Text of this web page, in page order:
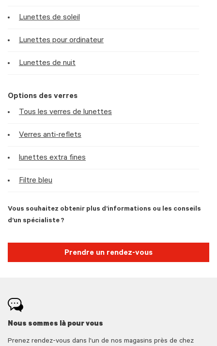
Lunettes de soleil
Lunettes pour ordinateur
Lunettes de nuit
Options des verres
Tous les verres de lunettes
Verres anti-reflets
lunettes extra fines
Filtre bleu
Vous souhaitez obtenir plus d’informations ou les conseils
d’un spécialiste ?
Prendre un rendez-vous
Nous sommes là pour vous
Prenez rendez-vous dans l'un de nos magasins près de chez